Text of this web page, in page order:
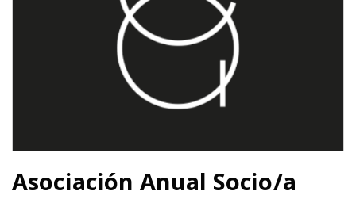
Asociación Anual Socio/a